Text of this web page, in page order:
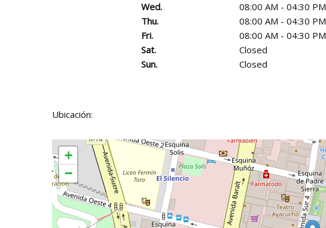
Wed.
08:00 AM - 04:30 PM
Thu.
08:00 AM - 04:30 PM
Fri.
08:00 AM - 04:30 PM
Sat.
Closed
Sun.
Closed
Ubicación:
+
−